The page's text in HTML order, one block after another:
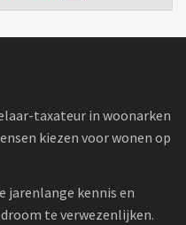
taxateur in woonarken
kiezen voor wonen op
jarenlange kennis en
te verwezenlijken.